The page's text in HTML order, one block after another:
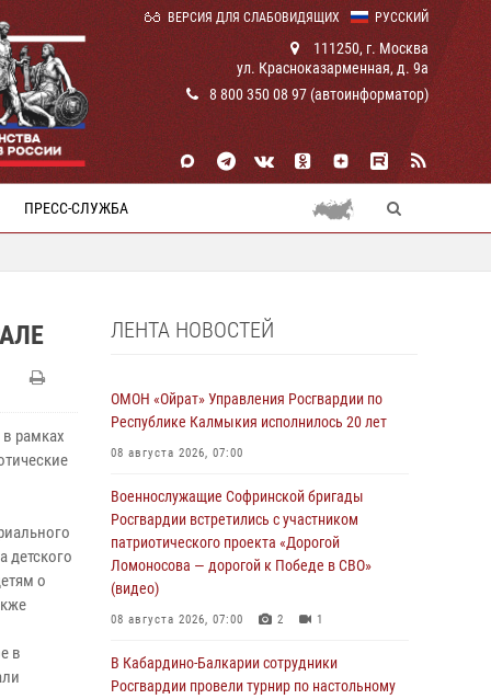
РУССКИЙ
ВЕРСИЯ ДЛЯ СЛАБОВИДЯЩИХ
111250, г. Москва
ул. Красноказарменная, д. 9а
8 800 350 08 97 (автоинформатор)
ПРЕСС-СЛУЖБА
рамках
детского
о
в
ЛЕНТА НОВОСТЕЙ
ОМОН «Ойрат» Управления Росгвардии по
Республике Калмыкия исполнилось 20 лет
08 августа 2026, 07:00
Военнослужащие Софринской бригады
Росгвардии встретились с участником
патриотического проекта «Дорогой
Ломоносова — дорогой к Победе в СВО»
(видео)
08 августа 2026, 07:00 2 1
В Кабардино-Балкарии сотрудники
Росгвардии провели турнир по настольному